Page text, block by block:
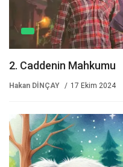
2. Caddenin Mahkumu
Hakan DİNÇAY 17 Ekim 2024